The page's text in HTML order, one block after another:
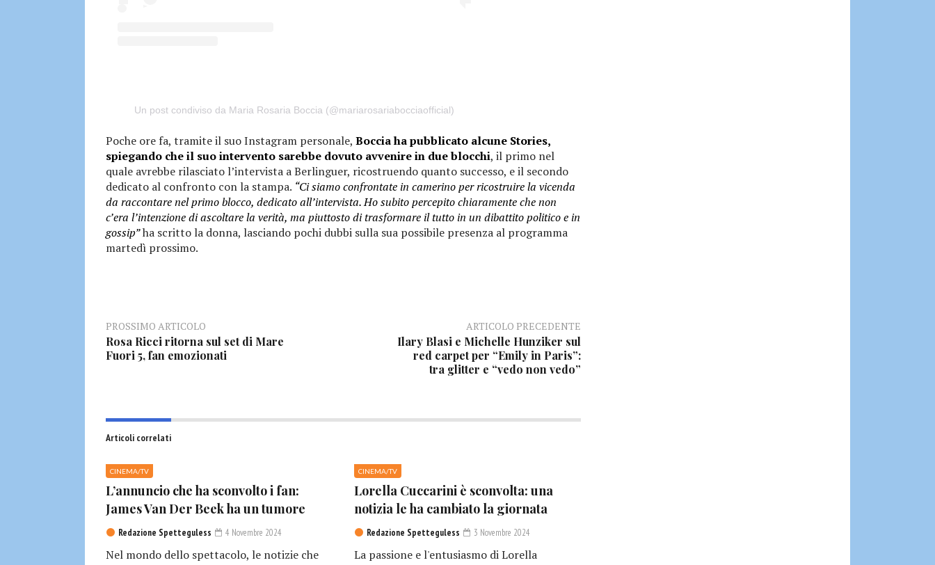
Un post condiviso da Maria Rosaria Boccia (@mariarosariabocciaofficial)
Poche ore fa, tramite il suo Instagram personale, Boccia ha pubblicato alcune Stories,
spiegando che il suo intervento sarebbe dovuto avvenire in due blocchi, il primo nel
quale avrebbe rilasciato l’intervista a Berlinguer, ricostruendo quanto successo, e il secondo
dedicato al confronto con la stampa. “Ci siamo confrontate in camerino per ricostruire la vicenda
da raccontare nel primo blocco, dedicato all’intervista. Ho subito percepito chiaramente che non
c’era l’intenzione di ascoltare la verità, ma piuttosto di trasformare il tutto in un dibattito politico e in
gossip”ha scritto la donna, lasciando pochi dubbi sulla sua possibile presenza al programma
martedì prossimo.
PROSSIMO ARTICOLO
Rosa Ricci ritorna sul set di Mare
Fuori 5, fan emozionati
ARTICOLO PRECEDENTE
Ilary Blasi e Michelle Hunziker sul
red carpet per “Emily in Paris”:
tra glitter e “vedo non vedo”
Articoli correlati
CINEMA/TV
L’annuncio che ha sconvolto i fan:
James Van Der Beek ha un tumore
Redazione Spetteguless 4 Novembre 2024
Nel mondo dello spettacolo, le notizie che
CINEMA/TV
Lorella Cuccarini è sconvolta: una
notizia le ha cambiato la giornata
Redazione Spetteguless 3 Novembre 2024
La passione e l'entusiasmo di Lorella